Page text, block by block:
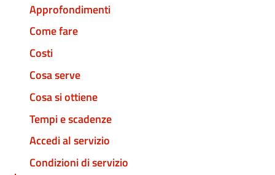
Approfondimenti
Come fare
Costi
Cosa serve
Cosa si ottiene
Tempi e scadenze
Accedi al servizio
Condizioni di servizio